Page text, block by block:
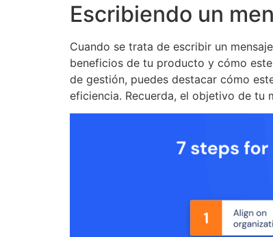
Escribiendo un
Cuando se trata de escribir un
beneficios de tu producto y cómo
de gestión, puedes destacar cómo
eficiencia. Recuerda, el objetivo de tu